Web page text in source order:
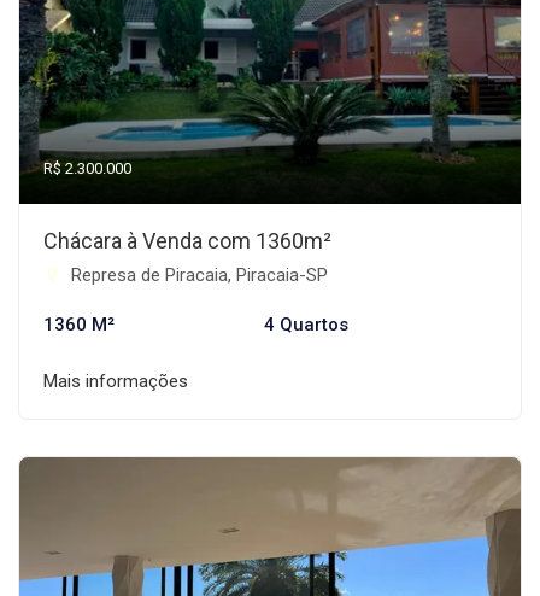
R$ 2.300.000
Chácara à Venda com 1360m²
Represa de Piracaia, Piracaia-SP
1360 M² 4 Quartos
Mais informações